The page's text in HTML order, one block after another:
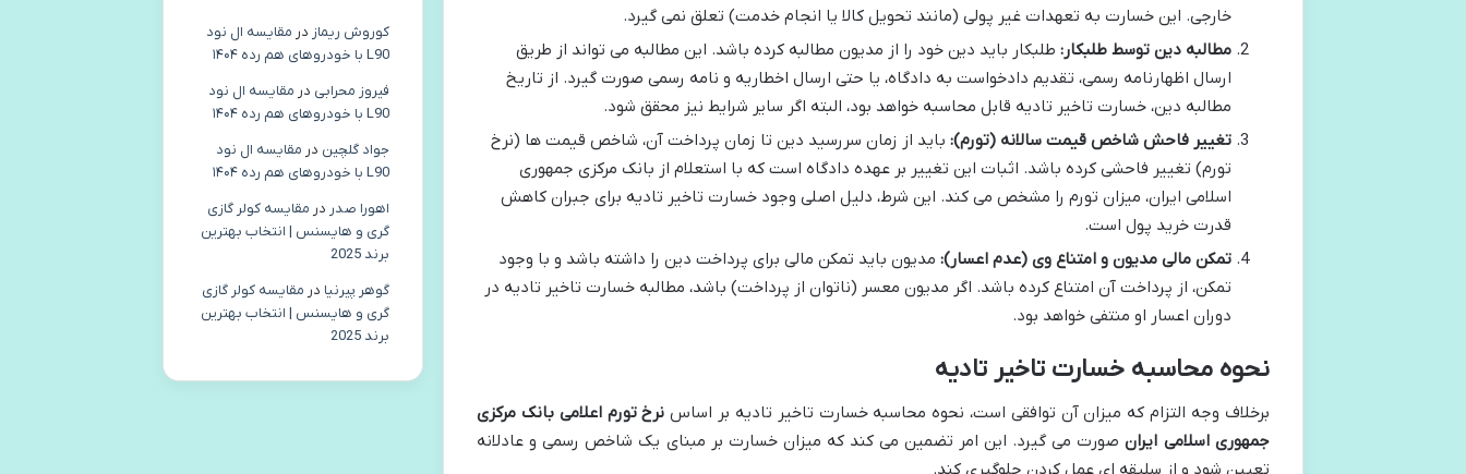
خارجی. این خسارت به تعهدات غیر پولی (مانند تحویل کالا یا انجام خدمت) تعلق نمی گیرد.
مطالبه دین توسط طلبکار: طلبکار باید دین خود را از مدیون مطالبه کرده باشد. این مطالبه می تواند از طریق
ارسال اظهارنامه رسمی، تقدیم دادخواست به دادگاه، یا حتی ارسال اخطاریه و نامه رسمی صورت گیرد. از تاریخ
مطالبه دین، خسارت تاخیر تادیه قابل محاسبه خواهد بود، البته اگر سایر شرایط نیز محقق شود.
تغییر فاحش شاخص قیمت سالانه (تورم): باید از زمان سررسید دین تا زمان پرداخت آن، شاخص قیمت ها (نرخ
تورم) تغییر فاحشی کرده باشد. اثبات این تغییر بر عهده دادگاه است که با استعلام از بانک مرکزی جمهوری
اسلامی ایران، میزان تورم را مشخص می کند. این شرط، دلیل اصلی وجود خسارت تاخیر تادیه برای جبران کاهش
قدرت خرید پول است.
تمکن مالی مدیون و امتناع وی (عدم اعسار): مدیون باید تمکن مالی برای پرداخت دین را داشته باشد و با وجود
تمکن، از پرداخت آن امتناع کرده باشد. اگر مدیون معسر (ناتوان از پرداخت) باشد، مطالبه خسارت تاخیر تادیه در
دوران اعسار او منتفی خواهد بود.
نحوه محاسبه خسارت تاخیر تادیه
برخلاف وجه التزام که میزان آن توافقی است، نحوه محاسبه خسارت تاخیر تادیه بر اساس نرخ تورم اعلامی بانک مرکزی
جمهوری اسلامی ایرانصورت می گیرد. این امر تضمین می کند که میزان خسارت بر مبنای یک شاخص رسمی و عادلانه
تعیین شود و از سلیقه ای عمل کردن جلوگیری کند.
کوروش ریماز در مقایسه ال نود
L90 با خودروهای هم رده ۱۴۰۴
فیروز محرابی در مقایسه ال نود
L90 با خودروهای هم رده ۱۴۰۴
جواد گلچین در مقایسه ال نود
L90 با خودروهای هم رده ۱۴۰۴
اهورا صدر در مقایسه کولر گازی
گری و هایسنس | انتخاب بهترین
برند 2025
گوهر پیرنیا در مقایسه کولر گازی
گری و هایسنس | انتخاب بهترین
برند 2025